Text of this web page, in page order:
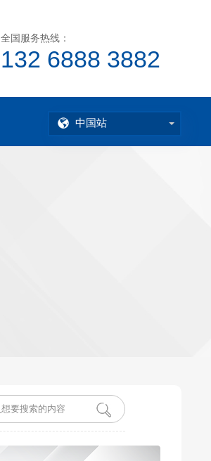
全国服务热线：
132 6888 3882
中国站